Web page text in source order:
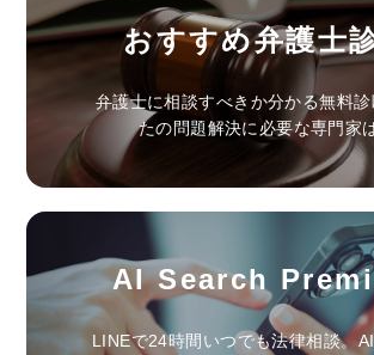
おすすめ弁護士
弁護士に相談すべきか分かる無料
たの問題解決に必要な専門家
AI Search
LINEで24時間いつでも法律相談。